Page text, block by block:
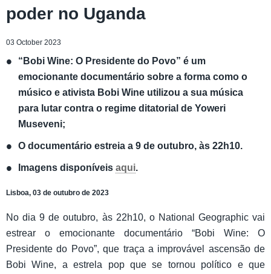
poder no Uganda
03 October 2023
“Bobi Wine: O Presidente do Povo” é um
emocionante documentário sobre a forma como o
músico e ativista Bobi Wine utilizou a sua música
para lutar contra o regime ditatorial de Yoweri
Museveni;
O documentário estreia a 9 de outubro, às 22h10.
Imagens disponíveis aqui.
Lisboa, 03 de outubro de 2023
No dia 9 de outubro, às 22h10, o National Geographic vai
estrear o emocionante documentário “Bobi Wine: O
Presidente do Povo”, que traça a improvável ascensão de
Bobi Wine, a estrela pop que se tornou político e que